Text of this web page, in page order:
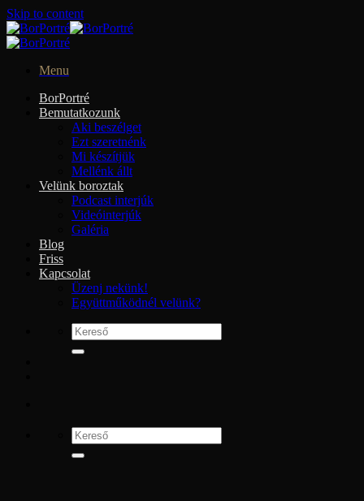
Skip to content
Menu
BorPortré
Bemutatkozunk
Aki beszélget
Ezt szeretnénk
Mi készítjük
Mellénk állt
Velünk boroztak
Podcast interjúk
Videóinterjúk
Galéria
Blog
Friss
Kapcsolat
Üzenj nekünk!
Együttműködnél velünk?